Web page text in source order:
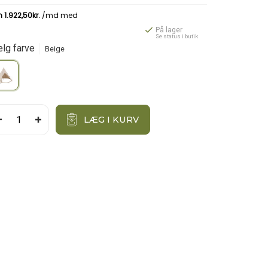
På lager
Se status i butik
farve Beige
LÆG I KURV